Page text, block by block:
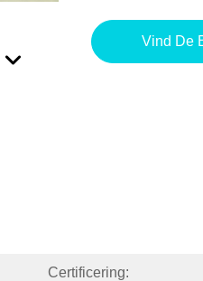
Vind De
Certificering: